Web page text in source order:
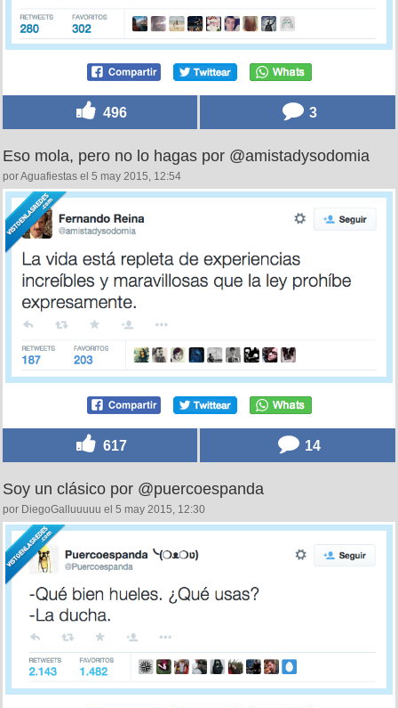
496 3
Eso mola, pero no lo hagas por @amistadysodomia
por Aguafiestas el 5 may 2015, 12:54
617 14
Soy un clásico por @puercoespanda
por DiegoGalluuuuu el 5 may 2015, 12:30